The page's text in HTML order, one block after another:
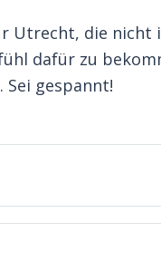
Utrecht, die nicht
dafür zu
gespannt!